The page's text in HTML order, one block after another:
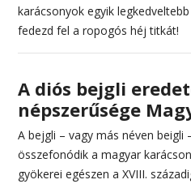
karácsonyok egyik
fedezd fel a ropogós héj titkát!
A diós bejgli
népszerűsége
A bejgli – vagy más néven
összefonódik a magyar
gyökerei egészen a XVIII.